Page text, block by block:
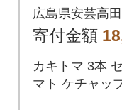
プ[No5895-
広島県安芸高
寄付金額
カキトマ 3本
マト ケチャッ